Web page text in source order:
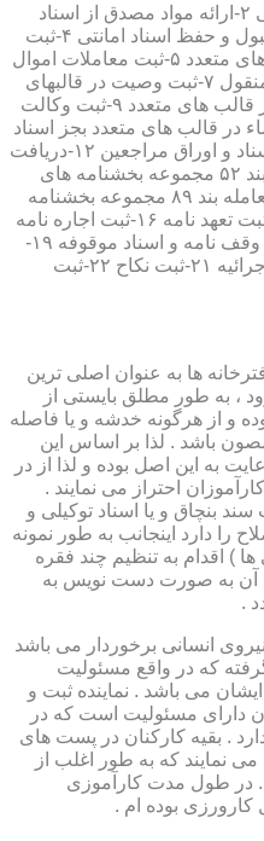
۱-ثبت اسناد مطابق مقررات قانونی ۲-ارائه مواد مصدق از اسناد
ثبت شده ۳-تصدیق صحت امضاء،قبول و حفظ اسناد امانتی ۴-ثبت
معاملات شرطی و رهنی در قالب های متعدد ۵-ثبت معاملات اموال
منقول ۶-ثبت معاملات اموال غیر منقول ۷-ثبت وصیت در قالبهای
عهدی و تکمیلی ۸-ثبت اقرارنامه در قالب های متعدد ۹-ثبت وکالت
۱۰-گواهی امضاء در قالب های متعدد بجز اسناد
مالی و معاملاتی ۱۱-تصدیق کپی اسناد و اوراق مراجعین ۱۲-دریافت
قبوض سپرده مستاجرین در قالب بند ۵۲ مجموعه بخشنامه های
ثبتی ۱۳-صدور گواهی عدم انجام معامله بند ۸۹ مجموعه بخشنامه
های ثبتی ۱۴-ثبت رضایت نامه ۱۵-ثبت تعهد نامه ۱۶-ثبت اجاره نامه
۱۷-ثبت معاملات سرقفلی ۱۸-ثبت وقف نامه و اسناد موقوفه ۱۹-
ثبت اسناد ضمانت نامه ۲۰-صدور اجرائیه ۲۱-ثبت نکاح ۲۲-ثبت
ها به عنوان اصلی ترین
، به طور مطلق بایستی از
و از هرگونه خدشه و یا فاصله
باشد . لذا بر اساس این
به این اصل بوده و لذا از در
احتراز می نمایند .
بنچاق و یا اسناد توکیلی و
را دارد اینجانب به طور نمونه
) اقدام به تنظیم چند فقره
آن به صورت دست نویس به
.
........ نیروی انسانی برخوردار می باشد
که در واقع مسئولیت
می باشد . نماینده ثبت و
دارای مسئولیت است که در
. بقیه کارکنان در پست های
نمایند که به طور اغلب از
در طول مدت کارآموزی
بوده ام .